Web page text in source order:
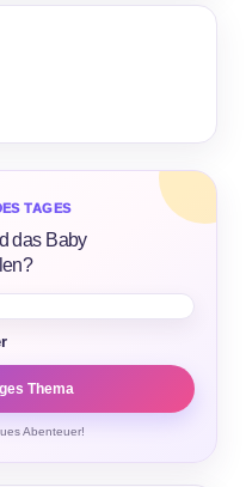
TAGES
das Baby
Thema
Abenteuer!